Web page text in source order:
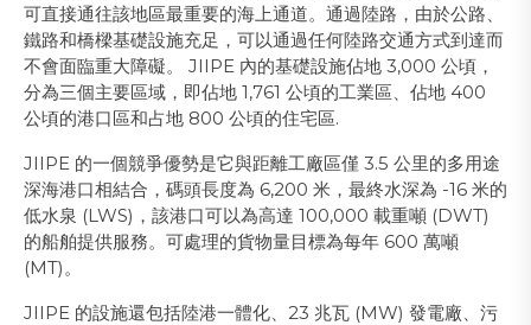
可直接通往該地區最重要的海上通道。通過陸路，由於公路、
鐵路和橋樑基礎設施充足，可以通過任何陸路交通方式到達而
不會面臨重大障礙。 JIIPE 內的基礎設施佔地 3,000 公頃，
分為三個主要區域，即佔地 1,761 公頃的工業區、佔地 400
公頃的港口區和占地 800 公頃的住宅區.
JIIPE 的一個競爭優勢是它與距離工廠區僅 3.5 公里的多用途
深海港口相結合，碼頭長度為 6,200 米，最終水深為 -16 米的
低水泉 (LWS)，該港口可以為高達 100,000 載重噸 (DWT)
的船舶提供服務。可處理的貨物量目標為每年 600 萬噸
(MT)。
JIIPE 的設施還包括陸港一體化、23 兆瓦 (MW) 發電廠、污